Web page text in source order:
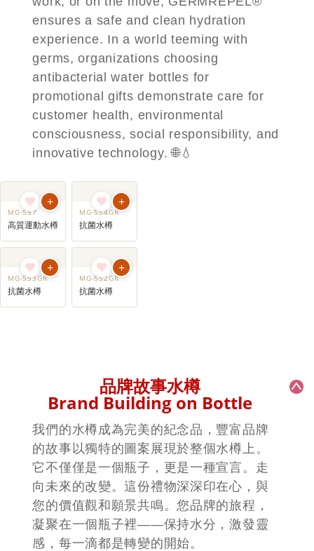
ensures a safe and clean hydration
experience. In a world teeming with
germs, organizations choosing
antibacterial water bottles for
promotional gifts demonstrate care for
customer health, environmental
consciousness, social responsibility, and
innovative technology. 🌐💧
+
MG-557
高質運動水樽
+
MG-554GR
抗菌水樽
+
MG-553GR
抗菌水樽
+
MG-552GR
抗菌水樽
品牌故事水樽
Brand Building on Bottle
我們的水樽成為完美的紀念品，豐富品牌
的故事以獨特的圖案展現於整個水樽上。
它不僅僅是一個瓶子，更是一種宣言。走
向未來的改變。這份禮物深深印在心，與
您的價值觀和願景共鳴。您品牌的旅程，
凝聚在一個瓶子裡——保持水分，激發靈
感，每一滴都是轉變的開始。